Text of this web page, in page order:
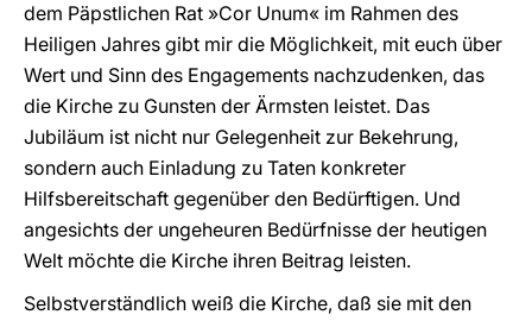
dem Päpstlichen Rat »Cor Unum« im Rahmen des
Heiligen Jahres gibt mir die Möglichkeit, mit euch über
Wert und Sinn des Engagements nachzudenken, das
die Kirche zu Gunsten der Ärmsten leistet. Das
Jubiläum ist nicht nur Gelegenheit zur Bekehrung,
sondern auch Einladung zu Taten konkreter
Hilfsbereitschaft gegenüber den Bedürftigen. Und
angesichts der ungeheuren Bedürfnisse der heutigen
Welt möchte die Kirche ihren Beitrag leisten.
Selbstverständlich weiß die Kirche, daß sie mit den